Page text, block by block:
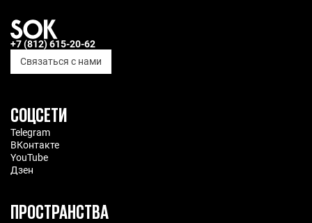
Состав сумки: 100% ПВХ
+7 (812) 615-20-62
Связаться с нами
СОЦСЕТИ
Telegram
ВКонтакте
YouTube
Дзен
ПРОСТРАНСТВА